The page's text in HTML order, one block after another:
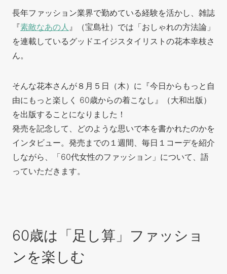
長年ファッション業界で勤めている経験を活かし、雑誌
『素敵なあの人 』（宝島社）では「おしゃれの方法論」
を連載しているグッドエイジスタイリストの花本幸枝さ
ん。
そんな花本さんが８月５日（木）に『今日からもっと自
由にもっと楽しく 60歳からの着こなし』（大和出版）
を出版することになりました！
発売を記念して、どのような思いで本を書かれたのかを
インタビュー。発売までの１週間、毎日１コーデを紹介
しながら、「60代女性のファッション」について、語
っていただきます。
60歳は「足し算」ファッショ
ンを楽しむ